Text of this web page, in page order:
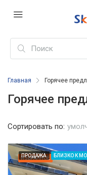
Главная Горячее
Горячее
Сортировать по:
ИЗБРАННОЕ
ПРОДАЖА БЛИЗКО К